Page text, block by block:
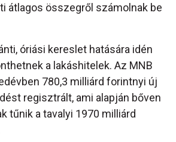
átlagos összegről számolnak be
óriási kereslet hatására idén
a lakáshitelek. Az MNB
780,3 milliárd forintnyi új
regisztrált, ami alapján bőven
tűnik a tavalyi 1970 milliárd